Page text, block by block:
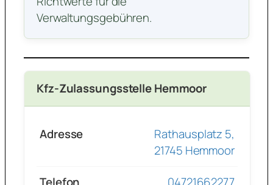
Verwaltungsgebühren.
Kfz-Zulassungsstelle Hemmoor
Adresse
Rathausplatz 5,
21745 Hemmoor